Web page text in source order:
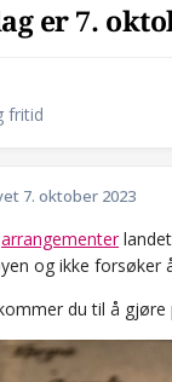
er 7.
fritid
7. oktober 2023
arrangementer
og ikke forsøker
du til å gjøre